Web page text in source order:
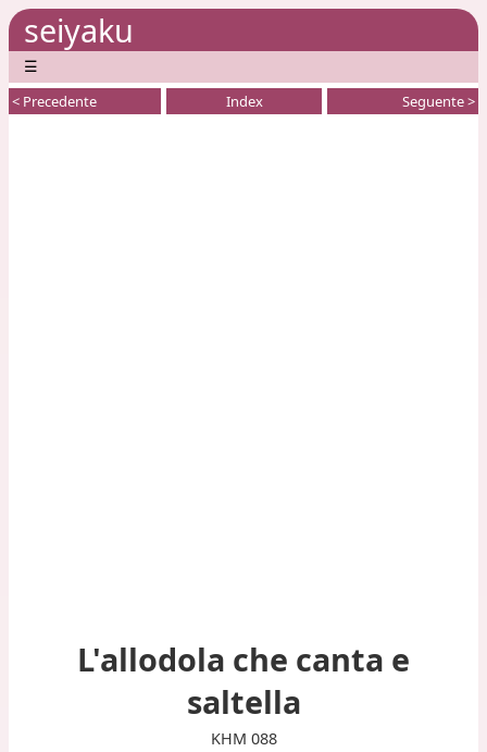
seiyaku
☰
< Precedente Index Seguente >
L'allodola che canta e
saltella
KHM 088